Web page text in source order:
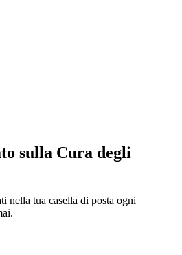
sulla Cura degli
nella tua casella di posta ogni